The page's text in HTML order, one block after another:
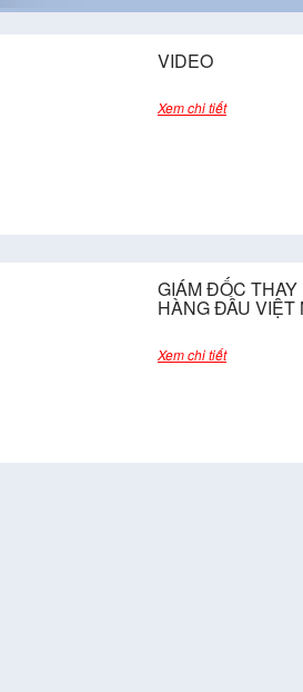
VIDEO
Xem chi tiết
GIÁM ĐỐC
HÀNG ĐẦU VIỆT
Xem chi tiết